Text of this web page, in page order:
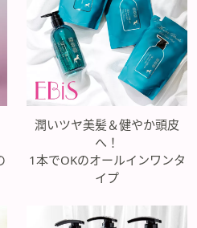
潤いツヤ美髪＆健やか頭皮
へ！
1本でOKのオールインワンタ
イプ